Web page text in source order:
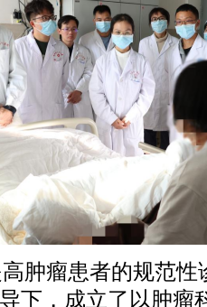
肿瘤患者的规范
下，成立了以肿瘤